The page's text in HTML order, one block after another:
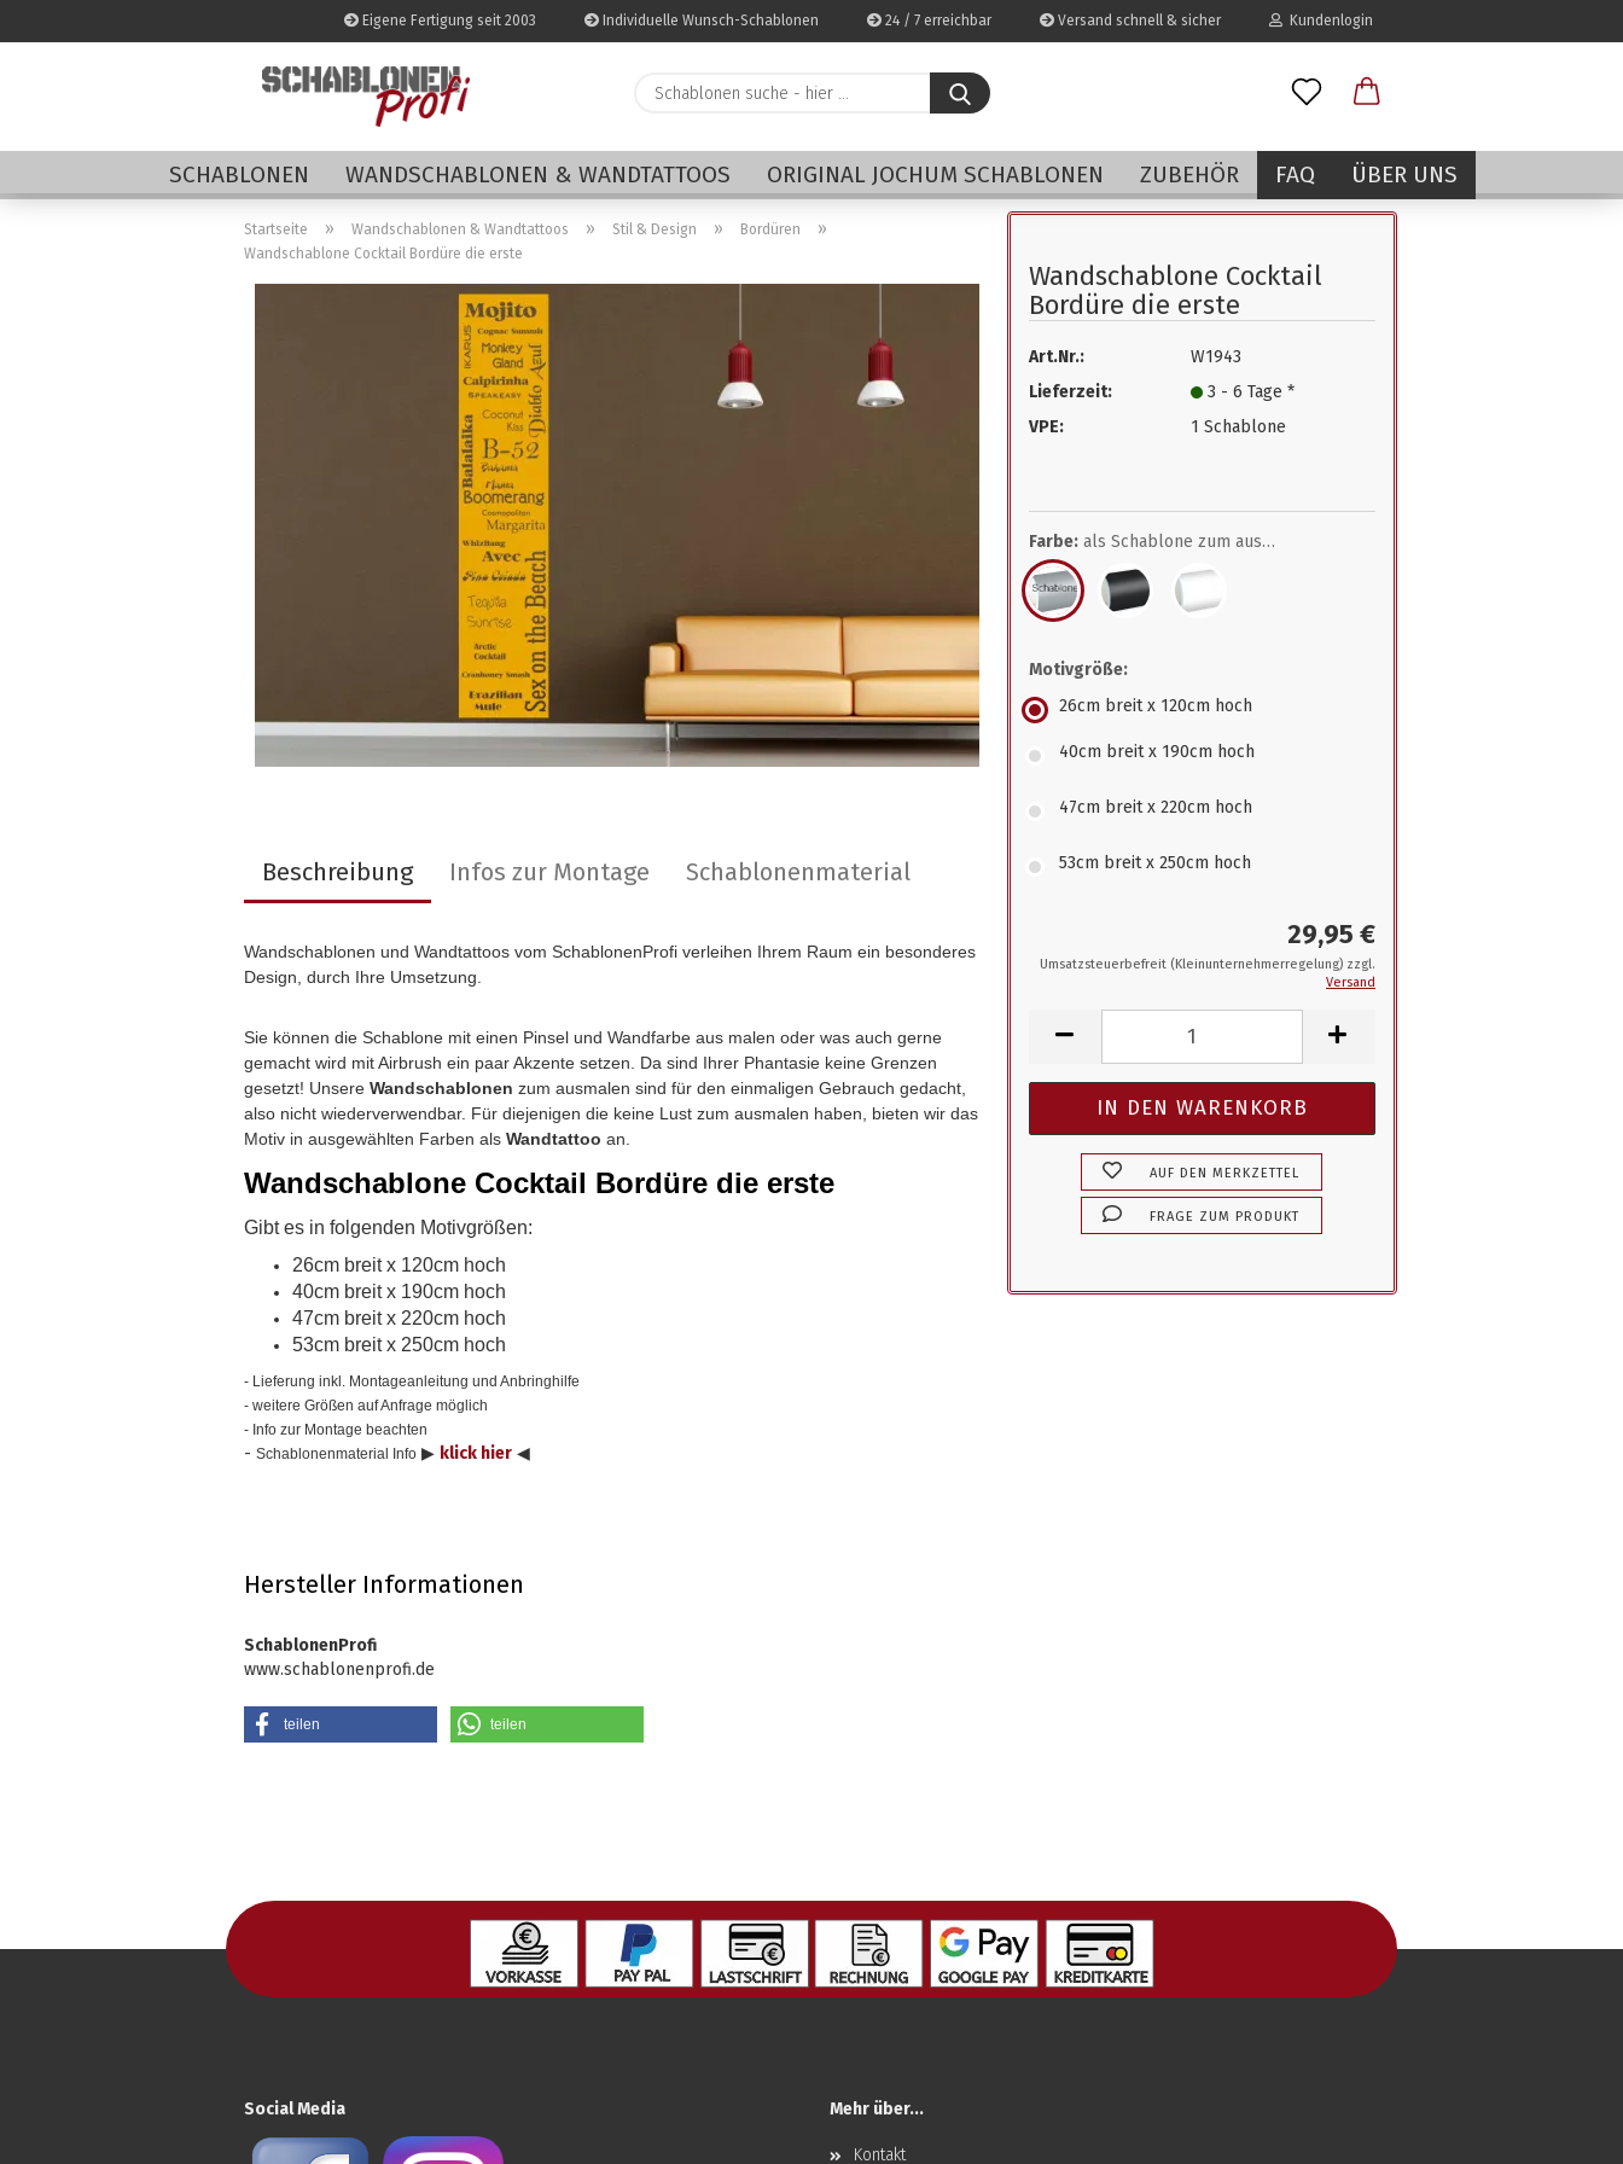
Eigene Fertigung seit 2003 Individuelle Wunsch-Schablonen 24 / 7 erreichbar Versand schnell & sicher Kundenlogin
E-Mail
Passwort
Konto erstellen
Passwort vergessen?
Schablonen
suche
hier
...
SCHABLONEN WANDSCHABLONEN & WANDTATTOOS ORIGINAL JOCHUM SCHABLONEN ZUBEHÖR FAQ ÜBER UNS
Startseite » Wandschablonen & Wandtattoos » Stil & Design » Bordüren »
Wandschablone Cocktail Bordüre die erste
Wandschablone Cocktail
Bordüre die erste
Art.Nr.:
W1943
Lieferzeit:
3 - 6 Tage *
VPE:
1 Schablone
Farbe: als Schablone zum ausmalen
Motivgröße:
26cm breit x 120cm hoch
40cm breit x 190cm hoch
47cm breit x 220cm hoch
53cm breit x 250cm hoch
29,95 €
Umsatzsteuerbefreit (Kleinunternehmerregelung) zzgl.
Versand
AUF DEN MERKZETTEL
FRAGE ZUM PRODUKT
Beschreibung Infos zur Montage Schablonenmaterial
Wandschablonen und Wandtattoos vom SchablonenProfi verleihen Ihrem Raum ein besonderes
Design, durch Ihre Umsetzung.
Sie können die Schablone mit einen Pinsel und Wandfarbe aus malen oder was auch gerne
gemacht wird mit Airbrush ein paar Akzente setzen. Da sind Ihrer Phantasie keine Grenzen
gesetzt! Unsere Wandschablonen zum ausmalen sind für den einmaligen Gebrauch gedacht,
also nicht wiederverwendbar. Für diejenigen die keine Lust zum ausmalen haben, bieten wir das
Motiv in ausgewählten Farben als Wandtattoo an.
Wandschablone Cocktail Bordüre die erste
Gibt es in folgenden Motivgrößen:
26cm breit x 120cm hoch
40cm breit x 190cm hoch
47cm breit x 220cm hoch
53cm breit x 250cm hoch
- Lieferung inkl. Montageanleitung und Anbringhilfe
- weitere Größen auf Anfrage möglich
- Info zur Montage beachten
- Schablonenmaterial Info ▶ klick hier ◀
Hersteller Informationen
SchablonenProfi
www.schablonenprofi.de
teilen teilen
Social Media Mehr über...
Kontakt